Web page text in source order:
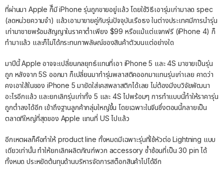
ที่ผ่านมา Apple ก็ีมี iPhone รุ่นถูกขายอยู่แล้ว โดยใช้วิธีเอารุ่นเก่ามาลด spec
(ลดหน่วยความจำ) แล้วเอามาขายคู่กับรุ่นปัจจุบันเรือธง ในต่างประเทศมีการนำรุ่น
เก่ามาขายพร้อมสัญญาในราคาต่ำเพียง $99 หรือแม้แต่แจกฟรี (iPhone 4) ก็
ทำมาแล้ว และก็ไม่ได้กระทบภาพลัษณ์ของสินค้าตัวบนแต่อย่างใด
มาปีนี้ Apple อาจจะเปลี่ยนกลยุทธ์แทนที่เอา iPhone 5 และ 4S มาขายเป็นรุ่น
ถูก หลังจาก 5S ออกมา ก็เปลี่ยนมาทำรุ่นพลาสติคออกมาแทนรุ่นเก่าเลย คาดว่า
คงเอาใส้ในของ iPhone 5 มายัดใส่เคสพลาสติกได้เลย ไม่ต้องมีงบวิจัยพัฒนา
อะไรอีกแล้ว และยกเลิกรุ่นเก่าทั้ง 5 และ 4S ไปพร้อมๆ การทำแบบนี้ทำให้ราคารุ่น
ถูกต่ำลงได้อีก เข้าถึงฐานลูกค้ากลุ่มใหญ่ขึ้น โดยเฉพาะในจีนซึ่งตอนนี้กลายเป็น
ตลาดทีใหญ่ที่สุดของ Apple แทนที่ US ไปแล้ว
อีกเหตผลก็คือทำให้ product line ทั้งหมดมีเฉพาะรุ่นที่ใช้หัวต่อ Lightning แบบ
เดียวเท่านั้น ทำให้ยกเลิกผลิตภัณฑ์พวก accessory ซ้ำซ้อนที่เป็น 30 pin ได้
ทั้งหมด ประหยัดต้นทุนด้านบริหารจัดการสต็อกสินค้าไปได้อีก